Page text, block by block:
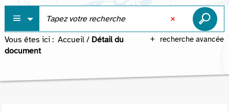
recherche avancée
Vous êtes ici : Accueil / Détail du
document